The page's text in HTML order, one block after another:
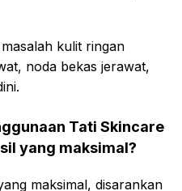
kulit ringan
noda bekas jerawat,
Tati Skincare
yang maksimal?
maksimal, disarankan